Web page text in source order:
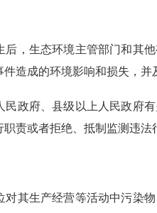
后，生态环境主管部门和其
造成的环境影响和损失，并
政府、县级以上人民政府
责或者拒绝、抵制监测违法
其生产经营等活动中污染